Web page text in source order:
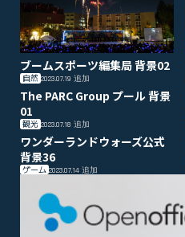
ブームスポーツ編集局 背景02
自然 2023.07.19 追加
The PARC Group プール 背景
01
観光 2023.07.18 追加
ワンダーランドウォーズ公式
背景36
ゲーム 2023.07.14 追加